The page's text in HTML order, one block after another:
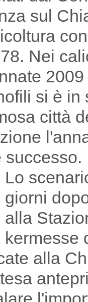
sul
Nei
si è
città
successo.
Lo
giorni
alla
kermesse
alla